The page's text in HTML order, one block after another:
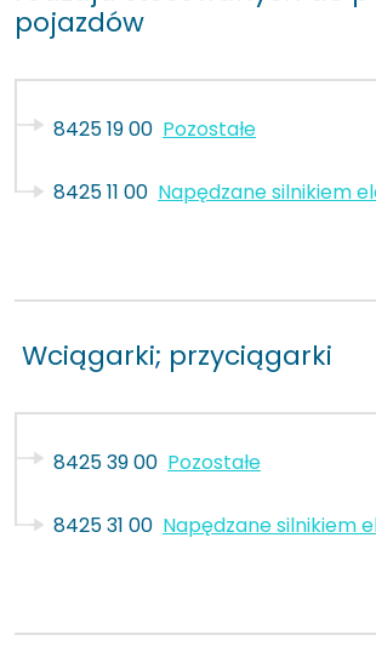
pojazdów
8425 19 00 Pozostałe
8425 11 00 Napędzane silnikiem
Wciągarki; przyciągarki
8425 39 00 Pozostałe
8425 31 00 Napędzane silnikiem